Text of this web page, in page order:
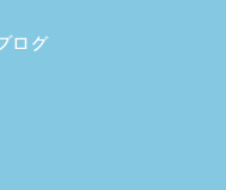
ログ